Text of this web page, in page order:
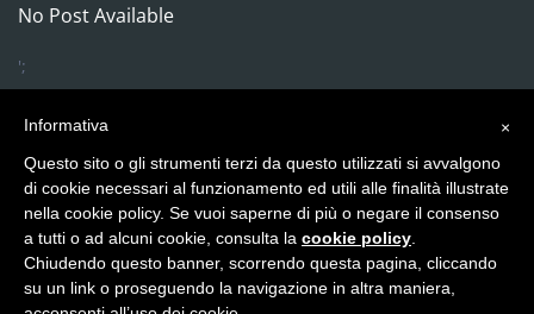
No Post Available
';
© Copyright 2019Credits- Le Fate Onlus
×
Informativa
Questo sito o gli strumenti terzi da questo utilizzati si avvalgono
di cookie necessari al funzionamento ed utili alle finalità illustrate
nella cookie policy. Se vuoi saperne di più o negare il consenso
a tutti o ad alcuni cookie, consulta la cookie policy
Chiudendo questo banner, scorrendo questa pagina, cliccando
su un link o proseguendo la navigazione in altra maniera,